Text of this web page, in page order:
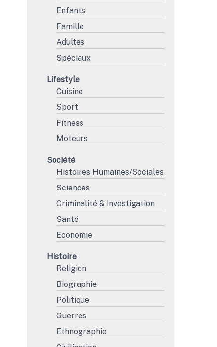
Enfants
Famille
Adultes
Spéciaux
Lifestyle
Cuisine
Sport
Fitness
Moteurs
Société
Histoires Humaines/Sociales
Sciences
Criminalité & Investigation
Santé
Economie
Histoire
Religion
Biographie
Politique
Guerres
Ethnographie